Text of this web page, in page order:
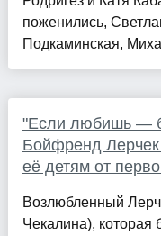
поженились,
Подкаминская,
"Если любишь —
Бойфренд Лерчек
её детям от
Возлюбленный
Чекалина), которая